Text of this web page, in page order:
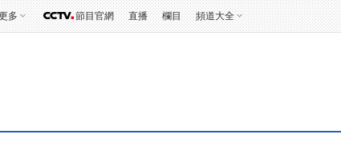
多 節目官網 直播 欄目 頻道大全